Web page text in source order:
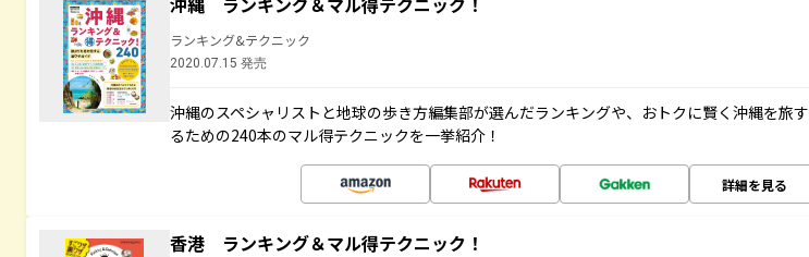
ランキング&テクニック
2020.07.15 発売
沖縄のスペシャリストと地球の歩き方編集部が選んだランキングや、おトクに賢く沖縄を旅す
るための240本のマル得テクニックを一挙紹介！
詳細を見る
香港 ランキング＆マル得テクニック！